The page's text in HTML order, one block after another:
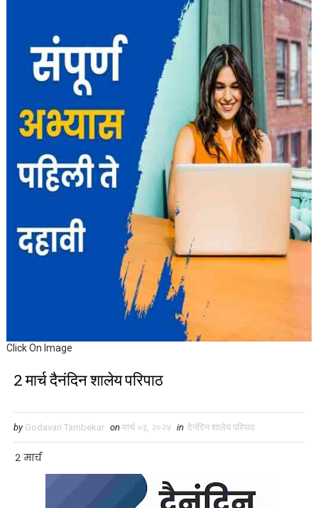
Click On Image
2 मार्च दैनंदिन शालेय परिपाठ
by Godavari Tambekar on मार्च ०३, २०२४ in दैनंदिन शालेय परिपाठ
२ मार्च